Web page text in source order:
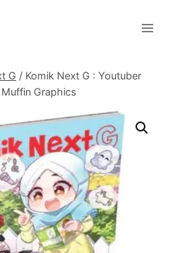
G / Komik Next G : Youtuber
Graphics